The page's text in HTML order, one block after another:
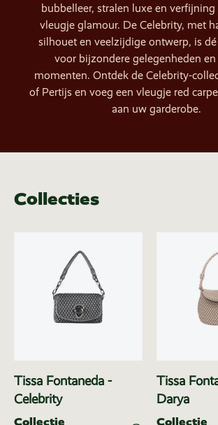
bubbelleer, stralen luxe en
vleugje glamour. De Celebrity, met
silhouet en veelzijdige ontwerp, is dé
voor bijzondere gelegenheden
momenten. Ontdek de Celebrity-
of Pertijs en voeg een vleugje red
aan uw garderobe.
Collecties
Tissa Fontaneda -
Celebrity
Collectie
Tissa
Darya
Collectie